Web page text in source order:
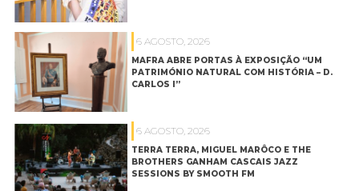
6 AGOSTO, 2026
MAFRA ABRE PORTAS À EXPOSIÇÃO “UM
PATRIMÓNIO NATURAL COM HISTÓRIA – D.
CARLOS I”
6 AGOSTO, 2026
TERRA TERRA, MIGUEL MARÔCO E THE
BROTHERS GANHAM CASCAIS JAZZ
SESSIONS BY SMOOTH FM